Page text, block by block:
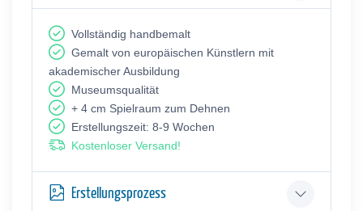
Vollständig handbemalt
Gemalt von europäischen Künstlern mit
akademischer Ausbildung
Museumsqualität
+ 4 cm Spielraum zum Dehnen
Erstellungszeit: 8-9 Wochen
Kostenloser Versand!
Erstellungsprozess